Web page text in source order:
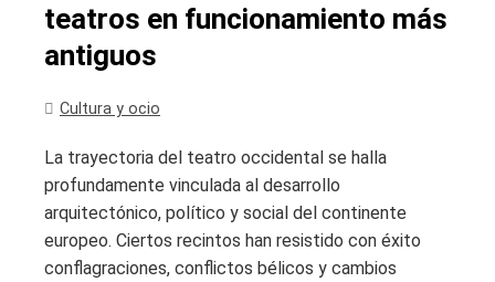
teatros en funcionamiento más
antiguos
Cultura y ocio
La trayectoria del teatro occidental se halla
profundamente vinculada al desarrollo
arquitectónico, político y social del continente
europeo. Ciertos recintos han resistido con éxito
conflagraciones, conflictos bélicos y cambios